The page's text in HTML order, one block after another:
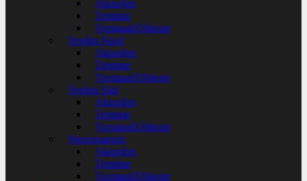
Aktuelles
Termine
Vorstand/Obleute
Verden Nord
Aktuelles
Termine
Vorstand/Obleute
Verden Süd
Aktuelles
Termine
Vorstand/Obleute
Wesermarsch
Aktuelles
Termine
Vorstand/Obleute